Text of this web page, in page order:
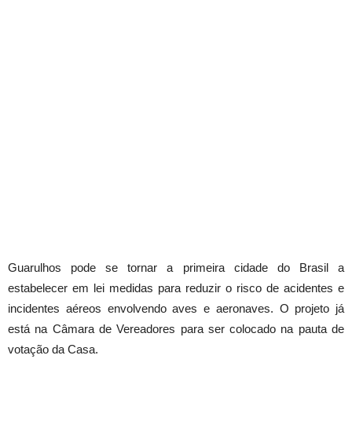
Guarulhos pode se tornar a primeira cidade do Brasil a
estabelecer em lei medidas para reduzir o risco de acidentes e
incidentes aéreos envolvendo aves e aeronaves. O projeto já
está na Câmara de Vereadores para ser colocado na pauta de
votação da Casa.